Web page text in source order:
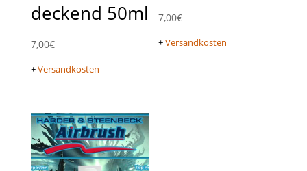
deckend 50ml
7,00€
+Versandkosten
7,00€
+Versandkosten